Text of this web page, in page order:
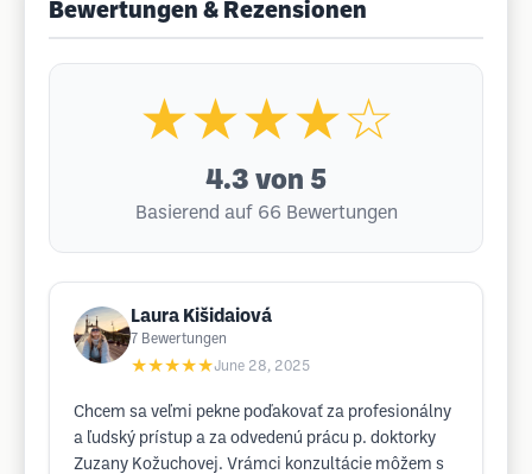
Bewertungen & Rezensionen
★★★★☆
4.3 von 5
Basierend auf 66 Bewertungen
Laura Kišidaiová
7 Bewertungen
★★★★★June 28, 2025
Chcem sa veľmi pekne poďakovať za profesionálny
a ľudský prístup a za odvedenú prácu p. doktorky
Zuzany Kožuchovej. Vrámci konzultácie môžem s